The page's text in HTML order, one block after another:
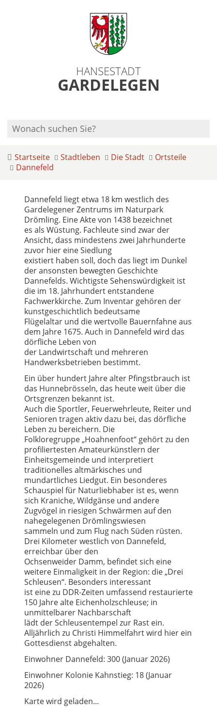
HANSESTADT
GARDELEGEN
Startseite Stadtleben Die Stadt
Ortsteile
Dannefeld
Dannefeld liegt etwa 18 km westlich des
Gardelegener Zentrums im Naturpark
Drömling. Eine Akte von 1438 bezeichnet
es als Wüstung. Fachleute sind zwar der
Ansicht, dass mindestens zwei Jahrhunderte
zuvor hier eine Siedlung
existiert haben soll, doch das liegt im Dunkel
der ansonsten bewegten Geschichte
Dannefelds. Wichtigste Sehenswürdigkeit ist
die im 18. Jahrhundert entstandene
Fachwerkkirche. Zum Inventar gehören der
kunstgeschichtlich bedeutsame
Flügelaltar und die wertvolle Bauernfahne aus
dem Jahre 1675. Auch in Dannefeld wird das
dörfliche Leben von
der Landwirtschaft und mehreren
Handwerksbetrieben bestimmt.
Ein über hundert Jahre alter Pfingstbrauch ist
das Hunnebrösseln, das heute weit über die
Ortsgrenzen bekannt ist.
Auch die Sportler, Feuerwehrleute, Reiter und
Senioren tragen aktiv dazu bei, das dörfliche
Leben zu bereichern. Die
Folkloregruppe „Hoahnenfoot“ gehört zu den
profiliertesten Amateurkünstlern der
Einheitsgemeinde und interpretiert
traditionelles altmärkisches und
mundartliches Liedgut. Ein besonderes
Schauspiel für Naturliebhaber ist es, wenn
sich Kraniche, Wildgänse und andere
Zugvögel in riesigen Schwärmen auf den
nahegelegenen Drömlingswiesen
sammeln und zum Flug nach Süden rüsten.
Drei Kilometer westlich von Dannefeld,
erreichbar über den
Ochsenweider Damm, befindet sich eine
weitere Einmaligkeit in der Region: die „Drei
Schleusen“. Besonders interessant
ist eine zu DDR-Zeiten umfassend restaurierte
150 Jahre alte Eichenholzschleuse; in
unmittelbarer Nachbarschaft
lädt der Schleusentempel zur Rast ein.
Alljährlich zu Christi Himmelfahrt wird hier ein
Gottesdienst abgehalten.
Einwohner Dannefeld: 300 (Januar 2026)
Einwohner Kolonie Kahnstieg: 18 (Januar
2026)
Karte wird geladen...